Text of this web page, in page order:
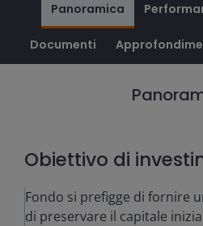
Panoramica
Documenti
Obiettivo di
Fondo si prefigge di fornire
di preservare il capitale